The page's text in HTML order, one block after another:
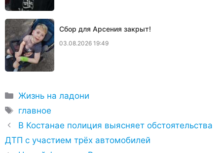
Сбор для Арсения закрыт!
03.08.2026 19:49
Рубрики
Жизнь на ладони
Метки
главное
В Костанае полиция выясняет обстоятельства
ДТП с участием трёх автомобилей